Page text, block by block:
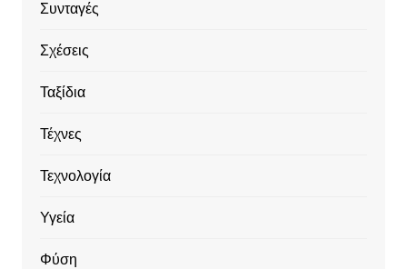
Συνταγές
Σχέσεις
Ταξίδια
Τέχνες
Τεχνολογία
Υγεία
Φύση